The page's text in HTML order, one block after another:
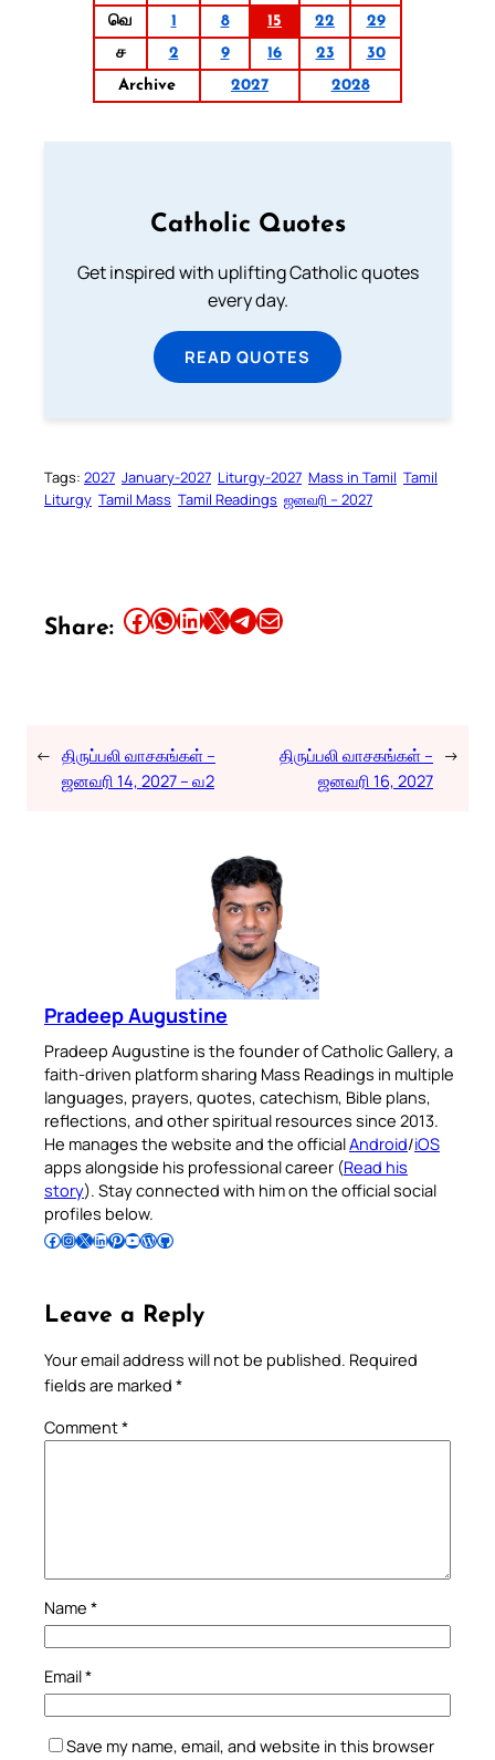
வெ
1 8 15 22
29
ச
2 9 16 23
30
Archive
2027 2028
Catholic Quotes
Get inspired with uplifting Catholic quotes
every day.
READ QUOTES
Tags: 2027 January-2027 Liturgy-2027 Mass in Tamil Tamil
Liturgy Tamil Mass Tamil Readings ஜனவரி – 2027
Share: Share this article on Facebook Share this article on WhatsApp Share this article on LinkedIn Share this article on X Share this article on TelegramEmail this Article
← திருப்பலி வாசகங்கள் –
ஜனவரி 14, 2027 – வ2
திருப்பலி வாசகங்கள் –
ஜனவரி 16, 2027
→
Pradeep Augustine
Pradeep Augustine is the founder of Catholic Gallery, a
faith-driven platform sharing Mass Readings in multiple
languages, prayers, quotes, catechism, Bible plans,
reflections, and other spiritual resources since 2013.
He manages the website and the officialAndroid/iOS
apps alongside his professional career (Read his
story). Stay connected with him on the official social
profiles below.
Follow Pradeep on Facebook Follow Pradeep on InstagramFollow Pradeep on X Follow Pradeep on LinkedIn Follow Pradeep on Pinterest Subscribe to Pradeep’s Youtube Channel Follow Pradeep on WordPress Follow Pradeep on GitHub
Leave a Reply
Your email address will not be published. Required
fields are marked *
Comment*
Name *
Email*
Save my name, email, and website in this browser